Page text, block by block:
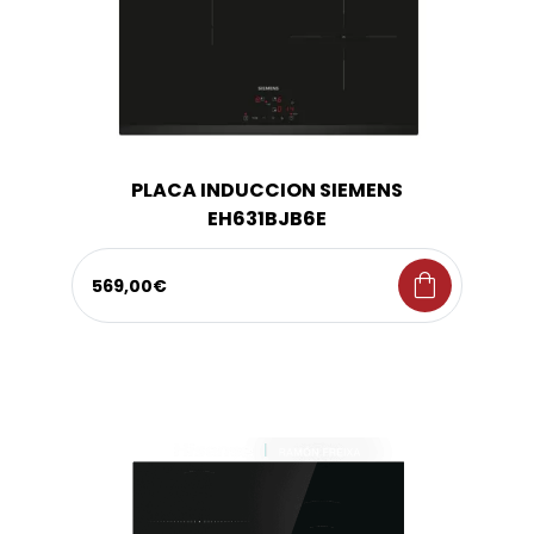
PLACA INDUCCION SIEMENS
EH631BJB6E
569,00€ shopping_bag